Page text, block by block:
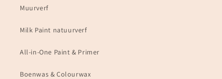
Muurverf
Milk Paint natuurverf
All-in-One Paint & Primer
Boenwas & Colourwax